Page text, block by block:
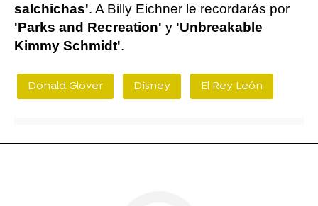
salchichas'. A Billy Eichner le recordarás por
'Parks and Recreation' y 'Unbreakable
Kimmy Schmidt'.
Donald Glover Disney El Rey León